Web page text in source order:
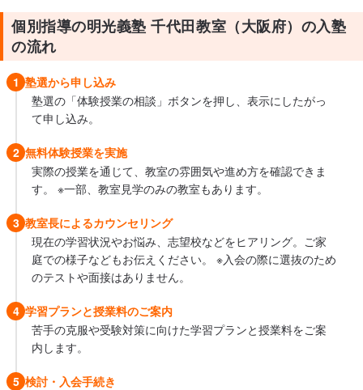
個別指導の明光義塾 千代田教室（大阪府）の入塾
の流れ
1 塾選から申し込み
塾選の「体験授業の相談」ボタンを押し、表示にしたがっ
て申し込み。
2 無料体験授業を実施
実際の授業を通じて、教室の雰囲気や進め方を確認できま
す。 ※一部、教室見学のみの教室もあります。
3 教室長によるカウンセリング
現在の学習状況やお悩み、志望校などをヒアリング。ご家
庭での様子などもお伝えください。 ※入会の際に選抜のため
のテストや面接はありません。
4 学習プランと授業料のご案内
苦手の克服や受験対策に向けた学習プランと授業料をご案
内します。
5 検討・入会手続き